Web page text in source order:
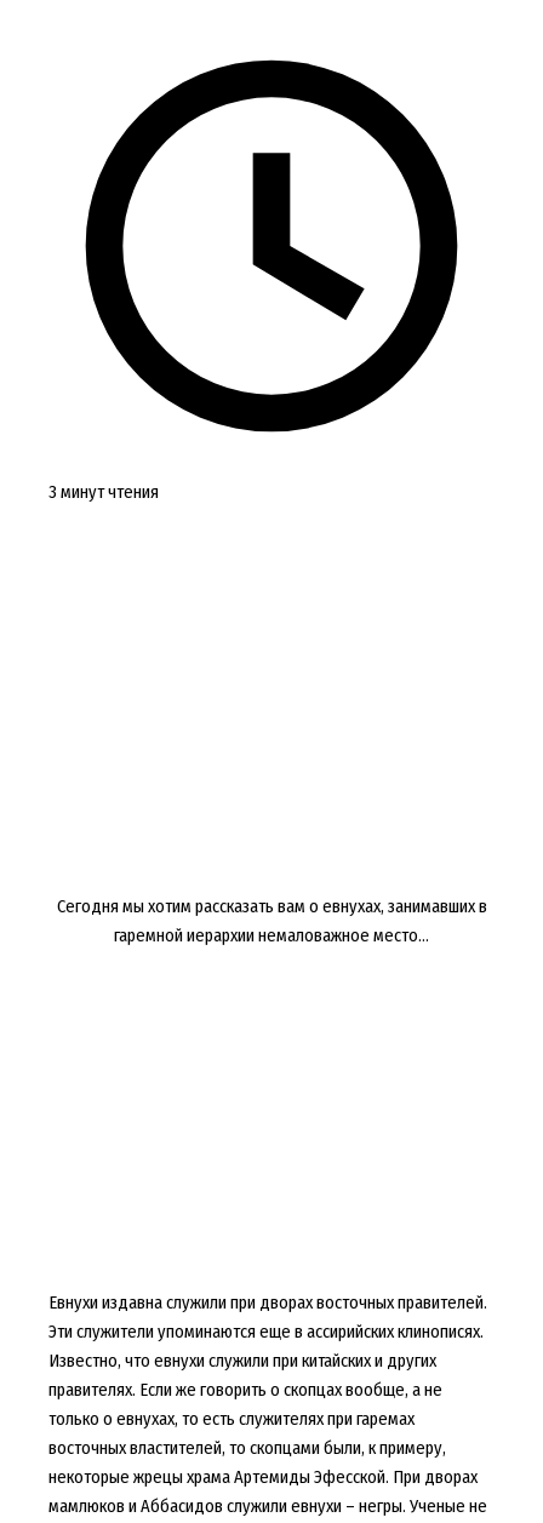
3 минут чтения
Сегодня мы хотим рассказать вам о евнухах, занимавших в
гаремной иерархии немаловажное место...
Евнухи издавна служили при дворах восточных правителей.
Эти служители упоминаются еще в ассирийских клинописях.
Известно, что евнухи служили при китайских и других
правителях. Если же говорить о скопцах вообще, а не
только о евнухах, то есть служителях при гаремах
восточных властителей, то скопцами были, к примеру,
некоторые жрецы храма Артемиды Эфесской. При дворах
мамлюков и Аббасидов служили евнухи – негры. Ученые не